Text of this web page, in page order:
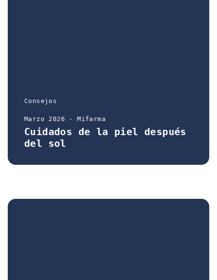
Consejos
Marzo 2026 - Mifarma
Cuidados de la piel después
del sol